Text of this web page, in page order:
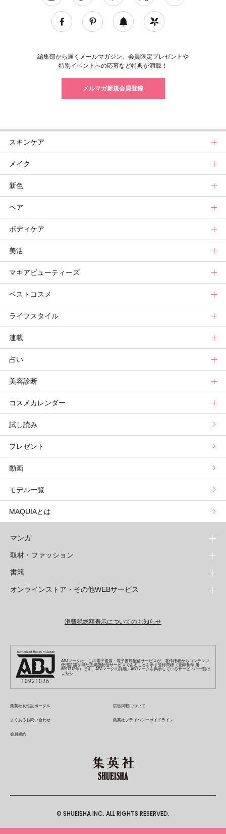
編集部から届くメールマガジン、会員限定プレゼントや
特別イベントへの応募など特典が満載！
メルマガ新規会員登録
スキンケア
スキンケアトップ
ニュース
スキンケアまとめ
スキンケア診断
メイク
メイクトップ
ニュース
メイクまとめ
ベースメイクカタログ
メイク診断
新色
新色トップ
クリスマスコフレ
秋新色
新色コスメスウォッチ
ビューティ速報
ヘア
ヘアトップ
ニュース
ヘアカタログ
ヘアまとめ
ヘア診断
ボディケア
ボディケアトップ
ニュース
ボディケアまとめ
ボディケア診断
美活
美活トップ
美活グランプリ
ヘルスケア・ダイエット
マキアビューティーズ
マキアビューティーズトップ
TOPビューティーズ一覧
ビューティーズ一覧
記事ランキング
メンバーランキング
ベストコスメ
ベストコスメトップ
ベストコスメ
読者ベスコス
プチプラコスメグランプリ
ブライトニング・UVグランプリ
プリュスベスコス
ライフスタイル
ライフスタイルトップ
ニュース
ライフスタイルまとめ
ライフスタイル診断
連載
連載トップ
マキアエディターズのオッス！推しコス
小林ひろ美のキレイはかけ算
小田ユイコのマニアックビューティREPORT
野毛まゆりの実況野毛Channel
星谷菜々の美に効くスイーツ
山本舞香のBeauty Script
占い
占いトップ
Keikoの月星座占い
三島キアリーの12星座別 恋愛運&美容運
動物キャラナビ占い
ムーン・リーの運を呼び寄せる香り
美容診断
美容診断トップ
パーソナルカラー診断
顔タイプ髪型診断
コスメカレンダー
コスメカレンダートップ
検索
試し読み
プレゼント
動画
モデル一覧
MAQUIAとは
マンガ
少年マンガ
週刊少年ジャンプ
少年ジャンプ+
ZEBRACK
ジャンプルーキー！
S-MANGA
集英社コミック文庫
青年マンガ
少年ジャンプ+
集英社コミック文庫
週刊ヤングジャンプ
ヤングジャンプ定期購読デジタル
となりのヤングジャンプ
グランドジャンプ
ウルトラジャンプ
少女マンガ
集英社コミック文庫
りぼん
マーガレット
別冊マーガレット
ジャンプTOON
S-MANGA
集英社コミック文庫
マンガMee公式サイト
リマコミ
マンガMeets
Cookie
取材・ファッション
ファッション・美容
Seventeen
LEE
eclat
T JAPAN
MEN'S NON-NO
UOMO
集英社オンライン
芸能・情報・スポーツ
Sportiva
パラスポ
書籍
文芸・文庫・総合
web 集英社文庫
青春と読書
アジア人物史
1日5分で、明日は変わる よみタイ yomitai
集英社ビジネス書
集英社新書
集英社新書プラス - 知の水先案内人
kotoba
e!集英社
情報・知識＆オピニオン imidas
ライトノベル・ノベライズ
JUMP j-BOOKS
ダッシュエックス文庫公式サイト
集英社Webマガジン コバルト
集英社みらい文庫
集英社の児童図書 S-KIDS.LAND
オンラインストア・その他WEBサービス
ジャンプキャラクターズストア
HAPPY PLUS STORE
SHUEISHA VOX
LEEマルシェ
SHOP Marisol
eclat premium
その他WEBサービス
集英社エディターズ・ラボ
消費税総額表示についてのお知らせ
ABJマークは、この電子書店・電子書籍配信サービスが、著作権者からコンテンツ
使用許諾を得た正規版配信サービスであることを示す登録商標（登録番号 第
6091713号）です。ABJマークの詳細、ABJマークを掲示しているサービスの一覧は
こちら
集英社女性誌ポータル 広告掲載について
よくあるお問い合わせ 集英社プライバシーガイドライン
会員規約
© SHUEISHA INC. ALL RIGHTS RESERVED.